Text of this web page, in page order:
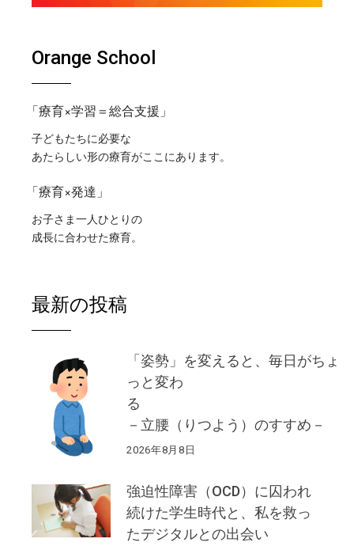
Orange School
「療育×学習＝総合支援」
子どもたちに必要な
あたらしい形の療育がここにあります。
「療育×発達」
お子さま一人ひとりの
成長に合わせた療育。
最新の投稿
「姿勢」を変えると、毎日がちょ
っと変わ
る
－立腰（りつよう）のすすめ－
2026年8月8日
強迫性障害（OCD）に囚われ
続けた学生時代と、私を救っ
たデジタルとの出会い